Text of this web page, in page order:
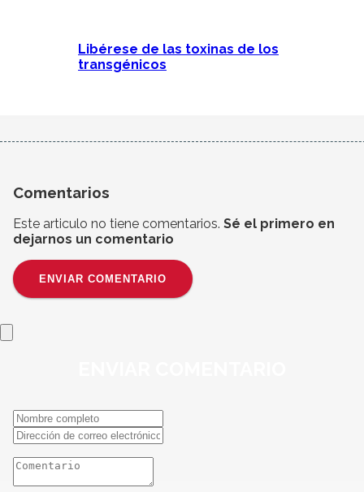
Libérese de las toxinas de los
transgénicos
Comentarios
Este articulo no tiene comentarios. Sé el primero en
dejarnos un comentario
ENVIAR COMENTARIO